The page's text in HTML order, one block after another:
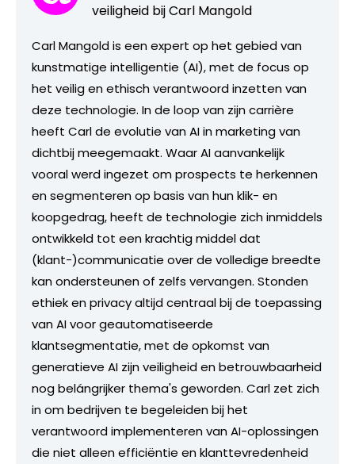
veiligheid bij Carl Mangold
Carl Mangold is een expert op het gebied van
kunstmatige intelligentie (AI), met de focus op
het veilig en ethisch verantwoord inzetten van
deze technologie. In de loop van zijn carrière
heeft Carl de evolutie van AI in marketing van
dichtbij meegemaakt. Waar AI aanvankelijk
vooral werd ingezet om prospects te herkennen
en segmenteren op basis van hun klik- en
koopgedrag, heeft de technologie zich inmiddels
ontwikkeld tot een krachtig middel dat
(klant-)communicatie over de volledige breedte
kan ondersteunen of zelfs vervangen. Stonden
ethiek en privacy altijd centraal bij de toepassing
van AI voor geautomatiseerde
klantsegmentatie, met de opkomst van
generatieve AI zijn veiligheid en betrouwbaarheid
nog belángrijker thema's geworden. Carl zet zich
in om bedrijven te begeleiden bij het
verantwoord implementeren van AI-oplossingen
die niet alleen efficiëntie en klanttevredenheid